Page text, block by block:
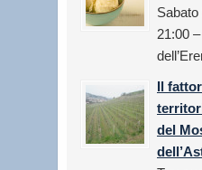
Sabato
21:00
Il
del